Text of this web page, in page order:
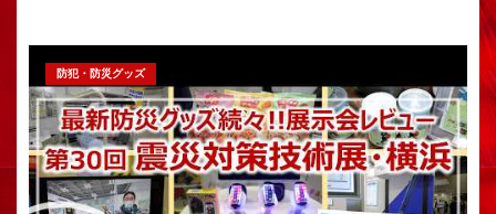
防犯・防災グッズ